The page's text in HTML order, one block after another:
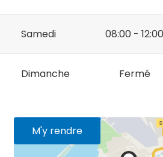
Samedi 08:00 - 12:00
Dimanche Fermé
M'y rendre